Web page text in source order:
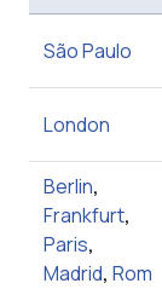
São Paulo
London
Berlin,
Frankfurt,
Paris,
Madrid, Rom